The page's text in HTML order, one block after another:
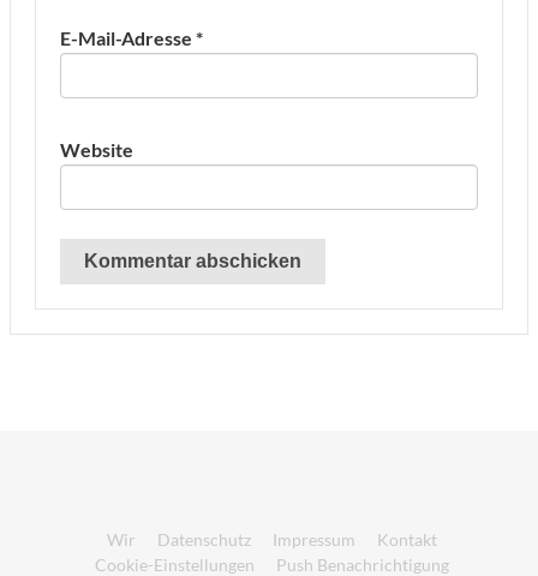
E-Mail-Adresse *
Website
Wir Datenschutz Impressum
Kontakt
Cookie-Einstellungen
Push Benachrichtigung